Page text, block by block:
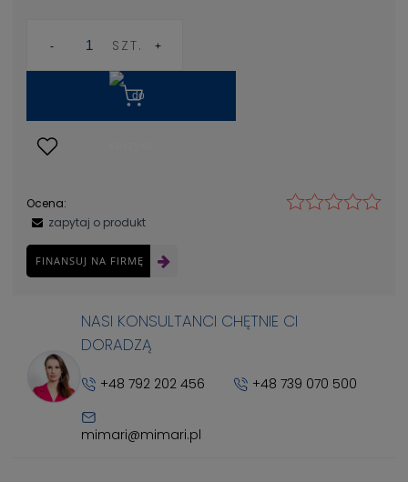
SZT.
Ocena:
zapytaj o produkt
FINANSUJ NA FIRMĘ
NASI KONSULTANCI CHĘTNIE CI
DORADZĄ
+48 792 202 456 +48 739 070 500
mimari@mimari.pl